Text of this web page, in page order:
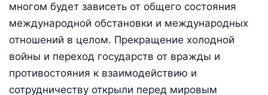
многом будет зависеть от общего состояния
международной обстановки и международных
отношений в целом. Прекращение холодной
войны и переход государств от вражды и
противостояния к взаимодействию и
сотрудничеству открыли перед мировым